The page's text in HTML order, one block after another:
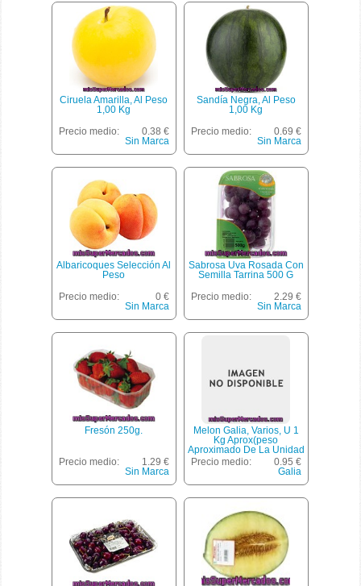
Ciruela Amarilla, Al Peso
1,00 Kg
Precio medio:
0.38 €
Sin Marca
Sandía Negra, Al Peso
1,00 Kg
Precio medio:
0.69 €
Sin Marca
Albaricoques Selección Al
Peso
Precio medio:
0 €
Sin Marca
Sabrosa Uva Rosada Con
Semilla Tarrina 500 G
Precio medio:
2.29 €
Sin Marca
Fresón 250g.
Precio medio:
1.29 €
Sin Marca
Melon Galia, Varios, U 1
Kg Aprox(peso
Aproximado De La Unidad
1000 Gr)
Precio medio:
0.95 €
Galia